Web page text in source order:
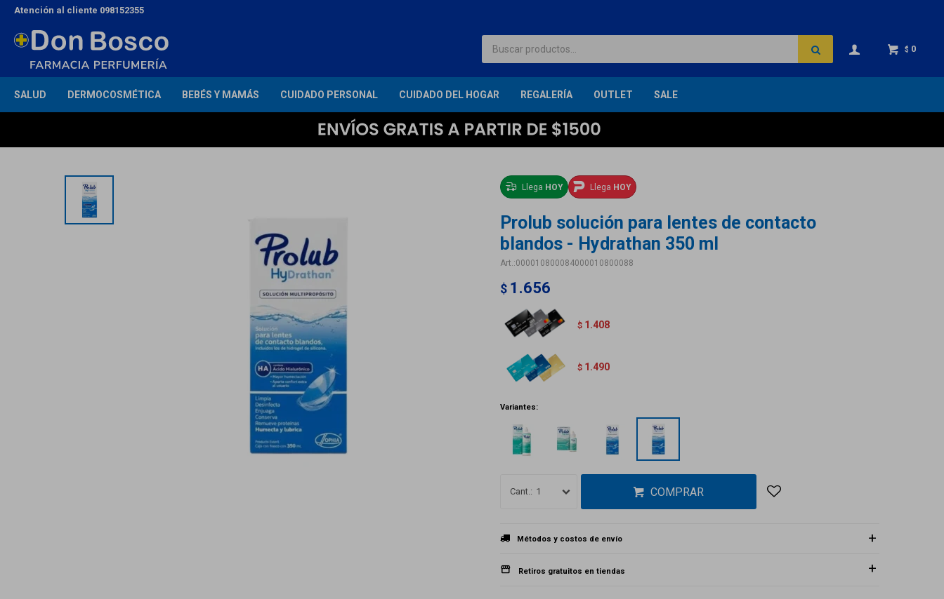
SALUD DERMOCOSMÉTICA BEBÉS Y MAMÁS CUIDADO PERSONAL CUIDADO DEL HOGAR REGALERÍA OUTLET SALE
$ 0
Atención al cliente 098152355
Llega HOY Llega HOY
Prolub solución para lentes de contacto
blandos - Hydrathan 350 ml
000010800084000010800088
$ 1.656
$ 1.408
$ 1.490
Variantes:
1 COMPRAR
Métodos y costos de envío
Retiros gratuitos en tiendas